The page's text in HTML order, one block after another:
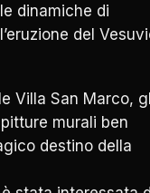
dinamiche di
del
Villa San Marco,
murali ben
destino della